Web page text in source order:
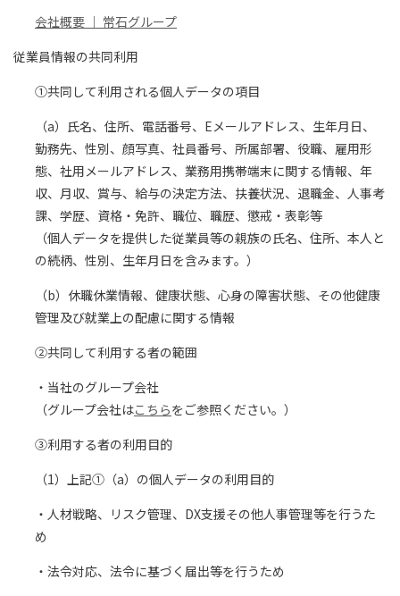
会社概要 ｜ 常石グループ
従業員情報の共同利用
①共同して利用される個人データの項目
（a）氏名、住所、電話番号、Eメールアドレス、生年月日、
勤務先、性別、顔写真、社員番号、所属部署、役職、雇用形
態、社用メールアドレス、業務用携帯端末に関する情報、年
収、月収、賞与、給与の決定方法、扶養状況、退職金、人事考
課、学歴、資格・免許、職位、職歴、懲戒・表彰等
（個人データを提供した従業員等の親族の氏名、住所、本人と
の続柄、性別、生年月日を含みます。）
（b）休職休業情報、健康状態、心身の障害状態、その他健康
管理及び就業上の配慮に関する情報
②共同して利用する者の範囲
・当社のグループ会社
（グループ会社はこちらをご参照ください。）
③利用する者の利用目的
（1）上記①（a）の個人データの利用目的
・人材戦略、リスク管理、DX支援その他人事管理等を行うた
め
・法令対応、法令に基づく届出等を行うため